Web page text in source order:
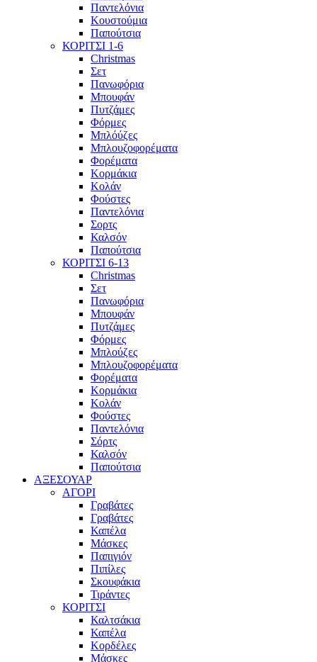
Παντελόνια
Κουστούμια
Παπούτσια
ΚΟΡΙΤΣΙ 1-6
Christmas
Σετ
Πανωφόρια
Μπουφάν
Πυτζάμες
Φόρμες
Μπλόύζες
Μπλουζοφορέματα
Φορέματα
Κορμάκια
Κολάν
Φούστες
Παντελόνια
Σορτς
Καλσόν
Παπούτσια
ΚΟΡΙΤΣΙ 6-13
Christmas
Σετ
Πανωφόρια
Μπουφάν
Πυτζάμες
Φόρμες
Μπλούζες
Μπλουζοφορέματα
Φορέματα
Κορμάκια
Κολάν
Φούστες
Παντελόνια
Σόρτς
Καλσόν
Παπούτσια
ΑΞΕΣΟΥΑΡ
ΑΓΟΡΙ
Γραβάτες
Γραβάτες
Καπέλα
Μάσκες
Παπιγιόν
Πιπίλες
Σκουφάκια
Τιράντες
ΚΟΡΙΤΣΙ
Καλτσάκια
Καπέλα
Κορδέλες
Μάσκες